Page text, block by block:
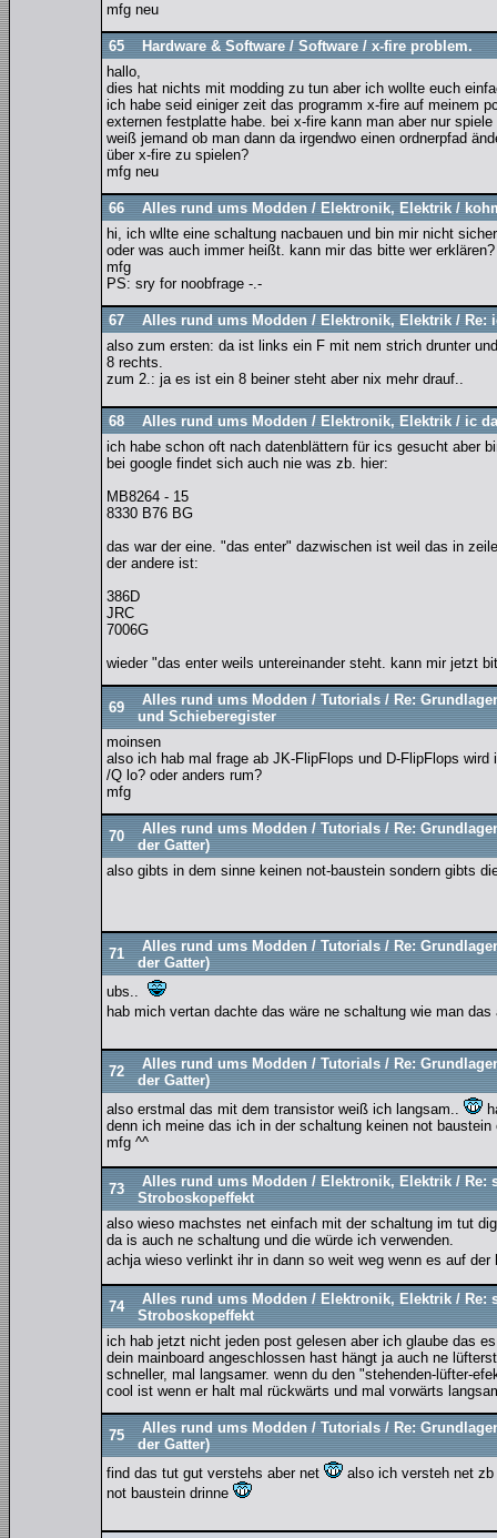
mfg neu
65 Hardware & Software/ Software/ x-fire problem.
hallo,
dies hat nichts mit modding zu tun aber ich wollte euch
ich habe seid einiger zeit das programm x-fire auf meinem
externen festplatte habe. bei x-fire kann man aber nur
weiß jemand ob man dann da irgendwo einen ordnerpfad
über x-fire zu spielen?
mfg neu
66 Alles rund ums Modden/ Elektronik, Elektrik/
hi, ich wllte eine schaltung nacbauen und bin mir nicht
oder was auch immer heißt. kann mir das bitte wer erklären?
mfg
PS: sry for noobfrage -.-
67 Alles rund ums Modden/ Elektronik, Elektrik/ Re:
also zum ersten: da ist links ein F mit nem strich drunter
8 rechts.
zum 2.: ja es ist ein 8 beiner steht aber nix mehr drauf..
68 Alles rund ums Modden/ Elektronik, Elektrik/ ic
ich habe schon oft nach datenblättern für ics gesucht aber
bei google findet sich auch nie was zb. hier:
MB8264 - 15
8330 B76 BG
das war der eine. "das enter" dazwischen ist weil das in
der andere ist:
386D
JRC
7006G
wieder "das enter weils untereinander steht. kann mir jetzt
69 Alles rund ums Modden/ Tutorials/ Re:
und Schieberegister
moinsen
also ich hab mal frage ab JK-FlipFlops und D-FlipFlops
/Q lo? oder anders rum?
mfg
70 Alles rund ums Modden/ Tutorials/ Re:
der Gatter)
also gibts in dem sinne keinen not-baustein sondern gibts
71 Alles rund ums Modden/ Tutorials/ Re:
der Gatter)
ubs..
hab mich vertan dachte das wäre ne schaltung wie man
72 Alles rund ums Modden/ Tutorials/ Re:
der Gatter)
also erstmal das mit dem transistor weiß ich langsam..
denn ich meine das ich in der schaltung keinen not
mfg ^^
73 Alles rund ums Modden/ Elektronik, Elektrik/ Re:
Stroboskopeffekt
also wieso machstes net einfach mit der schaltung im tut
da is auch ne schaltung und die würde ich verwenden.
achja wieso verlinkt ihr in dann so weit weg wenn es auf
74 Alles rund ums Modden/ Elektronik, Elektrik/ Re:
Stroboskopeffekt
ich hab jetzt nicht jeden post gelesen aber ich glaube das
dein mainboard angeschlossen hast hängt ja auch ne
schneller, mal langsamer. wenn du den "stehenden-lüfter-
cool ist wenn er halt mal rückwärts und mal vorwärts
75 Alles rund ums Modden/ Tutorials/ Re:
der Gatter)
find das tut gut verstehs aber net
also ich versteh net zb
not baustein drinne